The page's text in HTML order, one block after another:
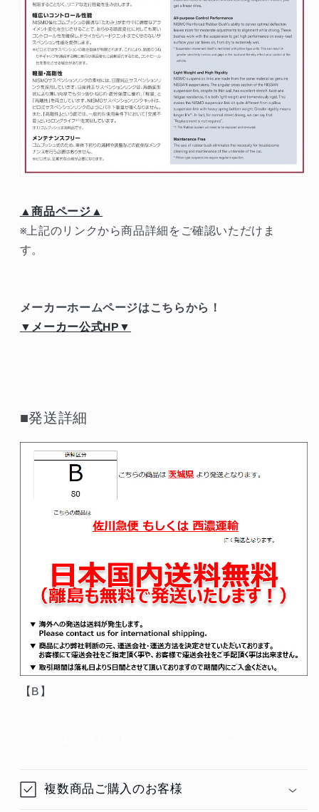
▲商品ページ▲
※上記のリンクから商品詳細をご確認いただけま
す。
メーカーホームページはこちらから！
▼メーカー公式HP▼
■発送詳細
【B】
複数商品ご購入のお客様